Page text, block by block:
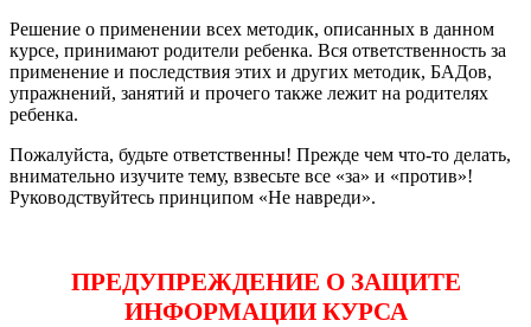
Решение о применении всех методик, описанных в данном
курсе, принимают родители ребенка. Вся ответственность за
применение и последствия этих и других методик, БАДов,
упражнений, занятий и прочего также лежит на родителях
ребенка.
Пожалуйста, будьте ответственны! Прежде чем что-то делать,
внимательно изучите тему, взвесьте все «за» и «против»!
Руководствуйтесь принципом «Не навреди».
ПРЕДУПРЕЖДЕНИЕ О ЗАЩИТЕ
ИНФОРМАЦИИ КУРСА